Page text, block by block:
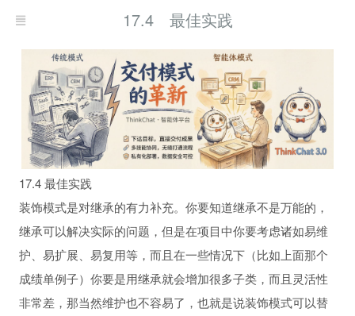
17.4 最佳实践
17.4 最佳实践
装饰模式是对继承的有力补充。你要知道继承不是万能的，
继承可以解决实际的问题，但是在项目中你要考虑诸如易维
护、易扩展、易复用等，而且在一些情况下（比如上面那个
成绩单例子）你要是用继承就会增加很多子类，而且灵活性
非常差，那当然维护也不容易了，也就是说装饰模式可以替